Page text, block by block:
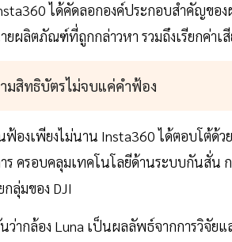
ได้คัดลอกองค์ประกอบสำคัญขอ
ยผลิตภัณฑ์ที่ถูกกล่าวหา รวมถึงเรียกค่าเ
มสิทธิบัตรไม่จบแค่คำฟ้อง
ฟ้องเพียงไม่นาน Insta360 ได้ตอบโต้ด้
ร ครอบคลุมเทคโนโลยีด้านระบบกันสั่
ลุ่มของ DJI
ว่ากล้อง Luna เป็นผลลัพธ์จากการวิจัย